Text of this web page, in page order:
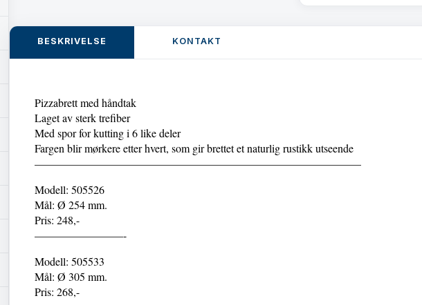
BESKRIVELSE KONTAKT
Pizzabrett med håndtak
Laget av sterk trefiber
Med spor for kutting i 6 like deler
Fargen blir mørkere etter hvert, som gir brettet et naturlig rustikk utseende
—————————————————————————————–
Modell: 505526
Mål: Ø 254 mm.
Pris: 248,-
————————-
Modell: 505533
Mål: Ø 305 mm.
Pris: 268,-